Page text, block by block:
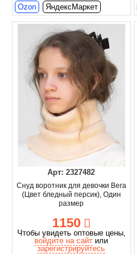
Ozon
ЯндексМаркет
Арт: 2327482
Снуд воротник для девочки Вега
(Цвет бледный персик), Один
размер
1150
Чтобы увидеть оптовые цены,
войдите на сайт или
зарегистрируйтесь